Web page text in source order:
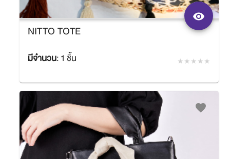
NITTO TOTE
มีจำนวน:1 ชิ้น
shopping_cart
remove_red_eye
favorite